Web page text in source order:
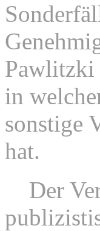
Pawlitzki
in
sonstige
hat.
Der